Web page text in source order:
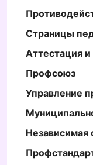
Страницы
Аттестация
Профсоюз
Управление
Независимая